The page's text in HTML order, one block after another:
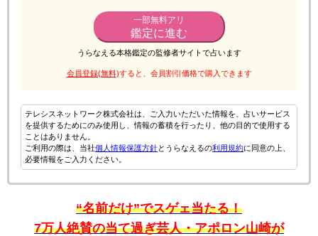
一部無料アリ
鑑定に進む
うらなえる本格鑑定の監修者サイトで占います
会員登録(無料)すると、会員割引価格で購入できます
テレシスネットワーク株式会社は、ご入力いただいた情報を、占いサービス
を提供するためにのみ使用し、情報の蓄積を行ったり、他の目的で使用する
ことはありません。
ご利用の際は、当社個人情報保護方針とうらなえるの利用規約に同意の上、
必要情報をご入力ください。
“名前だけ”でスゲェ当たる！
7万人絶賛の当て過ぎ芸人・アポロン山崎が